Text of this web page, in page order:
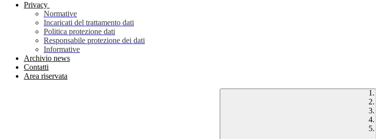
Privacy
Normative
Incaricati del trattamento dati
Politica protezione dati
Responsabile protezione dei dati
Informative
Archivio news
Contatti
Area riservata